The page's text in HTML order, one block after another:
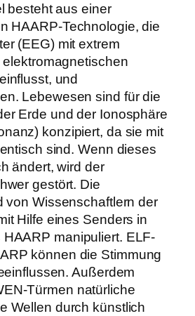
besteht aus einer
HAARP-Technologie, die
(EEG) mit extrem
und
Lebewesen sind für die
Erde und der Ionosphäre
konzipiert, da sie mit
sind. Wenn dieses
ändert, wird der
gestört. Die
von Wissenschaftlern der
Hilfe eines Senders in
manipuliert. ELF-
können die Stimmung
Außerdem
Türmen natürliche
Wellen durch künstlich